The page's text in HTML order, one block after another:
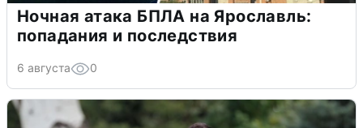
Ночная атака БПЛА на Ярославль:
попадания и последствия
6 августа 0